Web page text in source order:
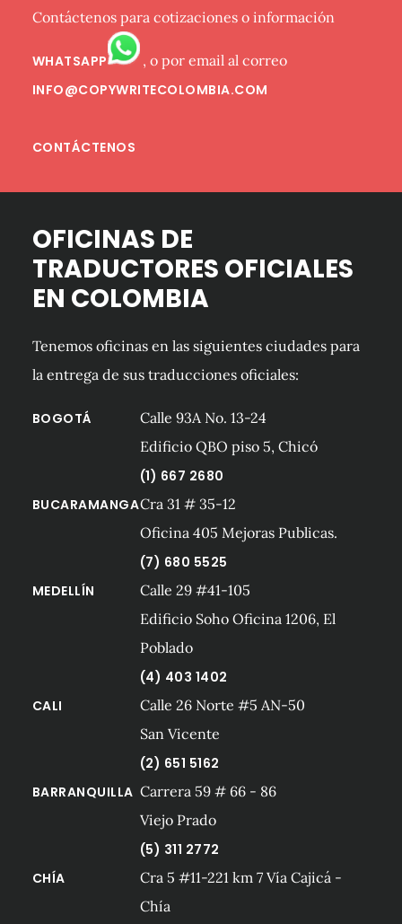
Contáctenos para cotizaciones o información
WHATSAPP
, o por email al correo
INFO@COPYWRITECOLOMBIA.COM
CONTÁCTENOS
OFICINAS DE
TRADUCTORES OFICIALES
EN COLOMBIA
Tenemos oficinas en las siguientes ciudades para
la entrega de sus traducciones oficiales:
BOGOTÁ
Calle 93A No. 13-24
Edificio QBO piso 5, Chicó
(1) 667 2680
BUCARAMANGACra 31 # 35-12
Oficina 405 Mejoras Publicas.
(7) 680 5525
MEDELLÍN
Calle 29 #41-105
Edificio Soho Oficina 1206, El
Poblado
(4) 403 1402
CALI
Calle 26 Norte #5 AN-50
San Vicente
(2) 651 5162
BARRANQUILLA Carrera 59 # 66 - 86
Viejo Prado
(5) 311 2772
CHÍA
Cra 5 #11-221 km 7 Vía Cajicá -
Chía